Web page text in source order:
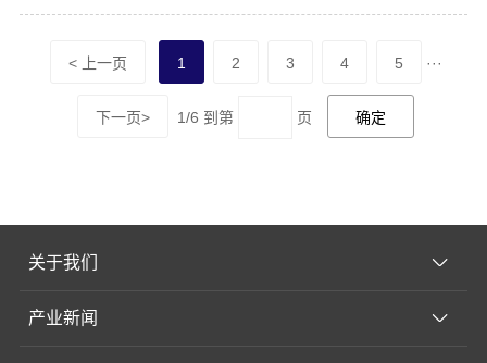
< 上一页 1 2 3 4 5 ···
下一页> 1/6 到第 页
关于我们
产业新闻